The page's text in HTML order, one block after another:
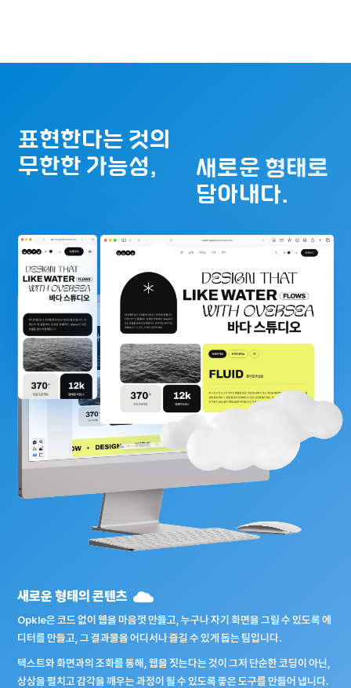
표현한다는 것의
무한한 가능성,
새로운 형태로
담아내다.
새로운 형태의 콘텐츠
Opkle은 코드 없이 웹을 마음껏 만들고, 누구나 자기 화면을 그릴 수 있도록 에
디터를 만들고, 그 결과물을 어디서나 즐길 수 있게 돕는 팀입니다.
텍스트와 화면과의 조화를 통해, 웹을 짓는다는 것이 그저 단순한 코딩이 아닌,
상상을 펼치고 감각을 깨우는 과정이 될 수 있도록 좋은 도구를 만들어 냅니다.